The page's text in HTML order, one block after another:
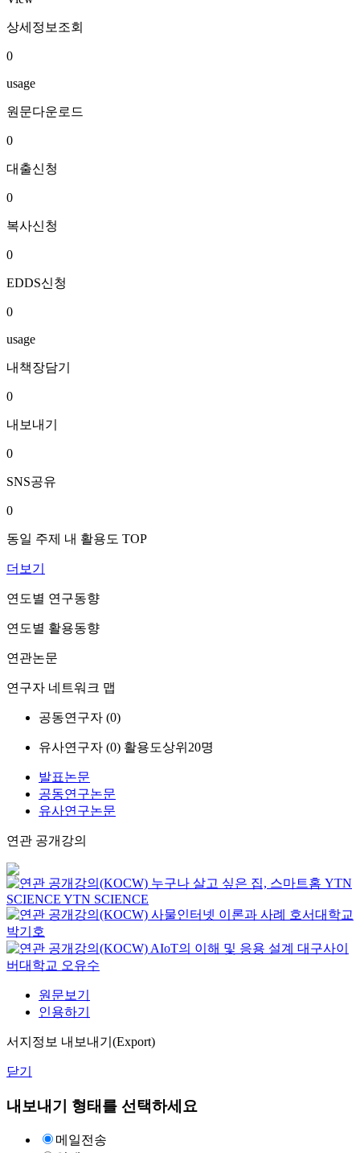
상세정보조회
0
usage
원문다운로드
0
대출신청
0
복사신청
0
EDDS신청
0
usage
내책장담기
0
내보내기
0
SNS공유
0
동일 주제 내 활용도 TOP
더보기
연도별 연구동향
연도별 활용동향
연관논문
연구자 네트워크 맵
공동연구자 (0)
유사연구자 (0) 활용도상위20명
발표논문
공동연구논문
유사연구논문
연관 공개강의
누구나 살고 싶은 집, 스마트홈 YTN
SCIENCE YTN SCIENCE
사물인터넷 이론과 사례 호서대학교
박기호
AIoT의 이해 및 응용 설계 대구사이
버대학교 오유수
원문보기
인용하기
서지정보 내보내기(Export)
닫기
내보내기 형태를 선택하세요
메일전송